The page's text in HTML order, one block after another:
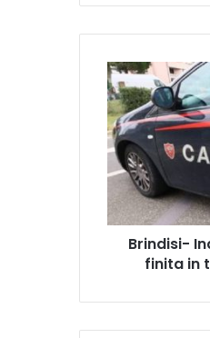
B
r
i
n
d
-
a
Brindisi-
finita in